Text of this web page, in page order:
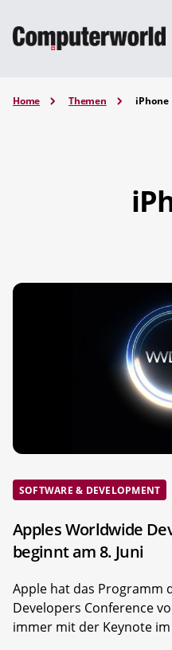
Home Themen iPhone
SOFTWARE & DEVELOPMENT
Apples Worldwide
beginnt am 8. Juni
Apple hat das Programm
Developers Conference
immer mit der Keynote